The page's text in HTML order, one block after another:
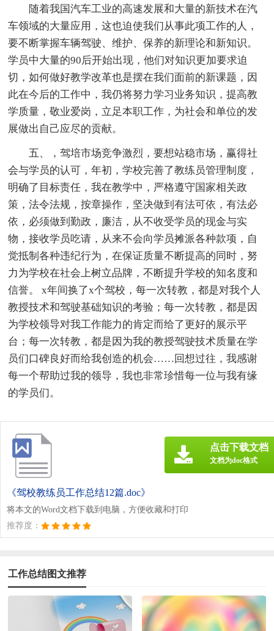
随着我国汽车工业的高速发展和大量的新技术在汽
车领域的大量应用，这也迫使我们从事此项工作的人，
要不断掌握车辆驾驶、维护、保养的新理论和新知识。
学员中大量的90后开始出现，他们对知识更加要求迫
切，如何做好教学改革也是摆在我们面前的新课题，因
此在今后的工作中，我仍将努力学习业务知识，提高教
学质量，敬业爱岗，立足本职工作，为社会和单位的发
展做出自己应尽的贡献。
五、，驾培市场竞争激烈，要想站稳市场，赢得社
会与学员的认可，年初，学校完善了教练员管理制度，
明确了目标责任，我在教学中，严格遵守国家相关政
策，法令法规，按章操作，坚决做到有法可依，有法必
依，必须做到勤政，廉洁，从不收受学员的现金与实
物，接收学员吃请，从来不会向学员摊派各种款项，自
觉抵制各种违纪行为，在保证质量不断提高的同时，努
力为学校在社会上树立品牌，不断提升学校的知名度和
信誉。 x年间换了x个驾校，每一次转教，都是对我个人
教授技术和驾驶基础知识的考验；每一次转教，都是因
为学校领导对我工作能力的肯定而给了更好的展示平
台；每一次转教，都是因为我的教授驾驶技术质量在学
员们口碑良好而给我创造的机会……回想过往，我感谢
每一个帮助过我的领导，我也非常珍惜每一位与我有缘
的学员们。
《驾校教练员工作总结12篇.doc》
将本文的Word文档下载到电脑，方便收藏和打印
推荐度：
点击下载文档
文档为doc格式
工作总结图文推荐